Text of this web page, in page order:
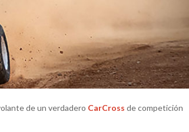
de un verdadero CarCross de competición